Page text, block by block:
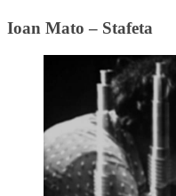
Ioan Mato – Stafeta